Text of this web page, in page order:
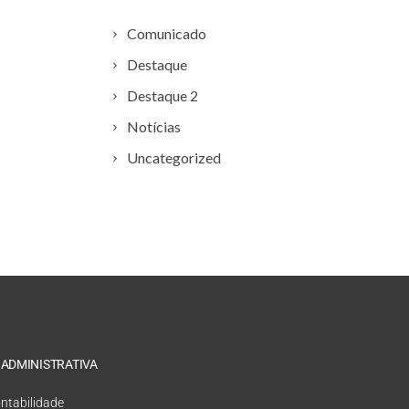
Comunicado
Destaque
Destaque 2
Notícias
Uncategorized